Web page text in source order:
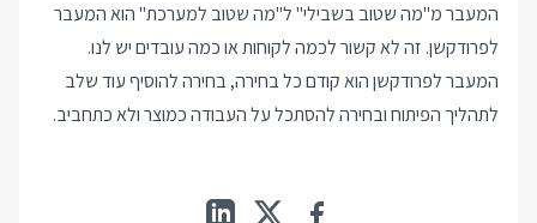
המעבר מ"מה שטוב בשבילי" ל"מה שטוב למערכת" הוא המעבר
לפרודקשן. זה לא קשור לכמה לקוחות או כמה עובדים יש לנו.
המעבר לפרודקשן הוא קודם כל בחירה, בחירה להוסיף עוד שלב
לתהליך הפיתוח ובחירה להסתכל על העבודה כמוצר ולא כתחביב.